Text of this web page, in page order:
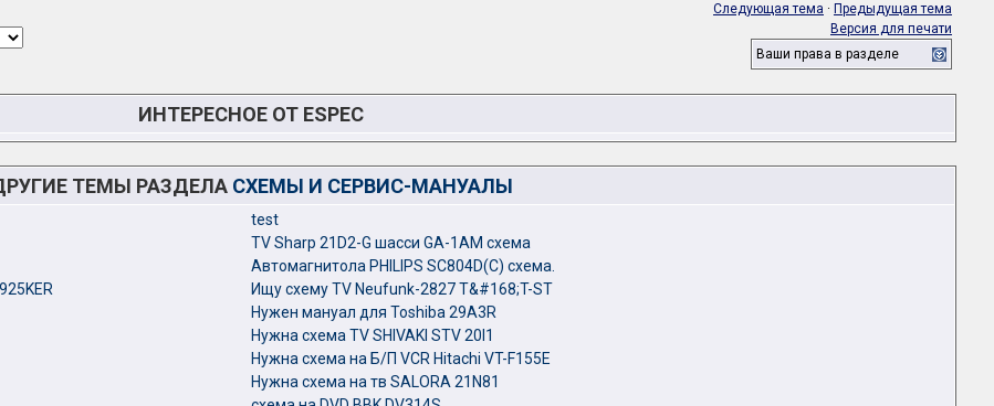
Следующая тема · Предыдущая тема
Версия для печати
Ваши права в разделе
ИНТЕРЕСНОЕ ОТ ESPEC
ТЕМЫ РАЗДЕЛА СХЕМЫ И СЕРВИС-МАНУАЛЫ
test
TV Sharp 21D2-G шасси GA-1AМ схема
Автомагнитола PHILIPS SC804D(C) схема.
Ищу схему TV Neufunk-2827 T&#168;T-ST
Нужен мануал для Toshiba 29A3R
Нужна схема TV SHIVAKI STV 20l1
Нужна схема на Б/П VCR Hitachi VT-F155E
Нужна схема на тв SALORA 21N81